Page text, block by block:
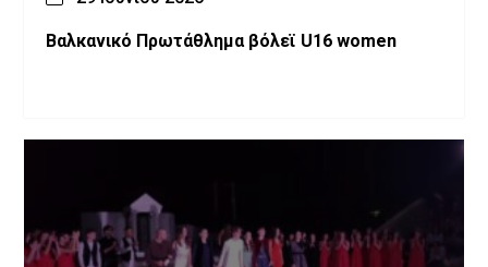
Βαλκανικό Πρωτάθλημα βόλεϊ U16 women